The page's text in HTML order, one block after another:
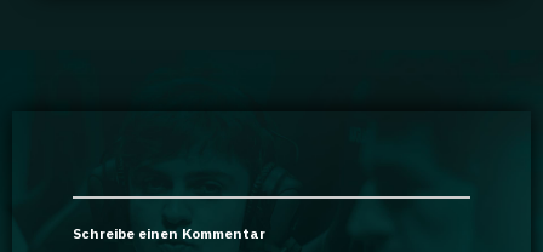
Schreibe einen Kommentar